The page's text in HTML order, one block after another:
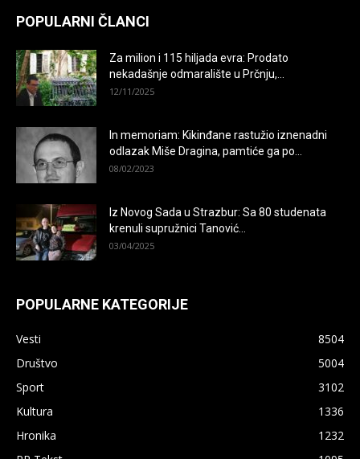
POPULARNI ČLANCI
Za milion i 115 hiljada evra: Prodato
nekadašnje odmaralište u Prčnju,...
12/11/2025
In memoriam: Kikinđane rastužio iznenadni
odlazak Miše Dragina, pamtiće ga po...
08/02/2023
Iz Novog Sada u Strazbur: Sa 80 studenata
krenuli supružnici Tanović...
03/04/2025
POPULARNE KATEGORIJE
Vesti
8504
Društvo
5004
Sport
3102
Kultura
1336
Hronika
1232